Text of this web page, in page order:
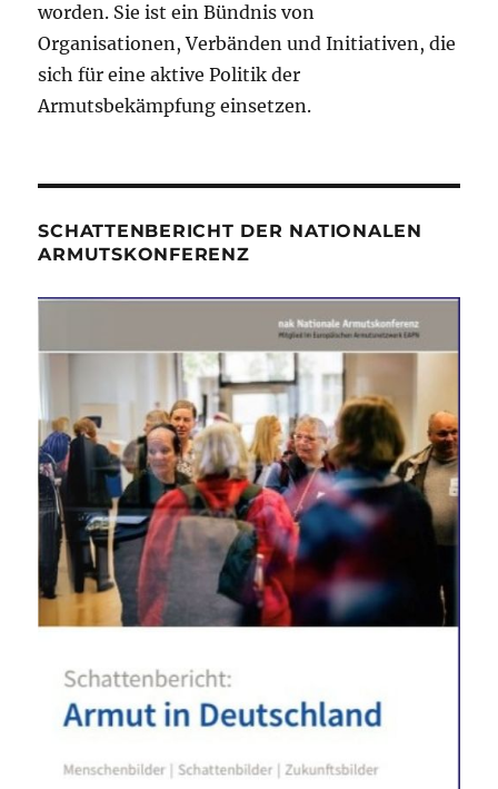
worden. Sie ist ein Bündnis von
Organisationen, Verbänden und Initiativen, die
sich für eine aktive Politik der
Armutsbekämpfung einsetzen.
SCHATTENBERICHT DER NATIONALEN
ARMUTSKONFERENZ